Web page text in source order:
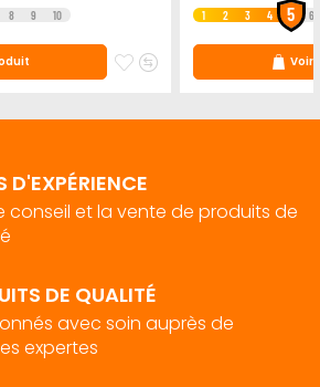
8 9 10
AjouterAjouter
1 2 3 4 5 6
Voir
D'EXPÉRIENCE
conseil et la vente de produits de
DE QUALITÉ
avec soin auprès de
expertes